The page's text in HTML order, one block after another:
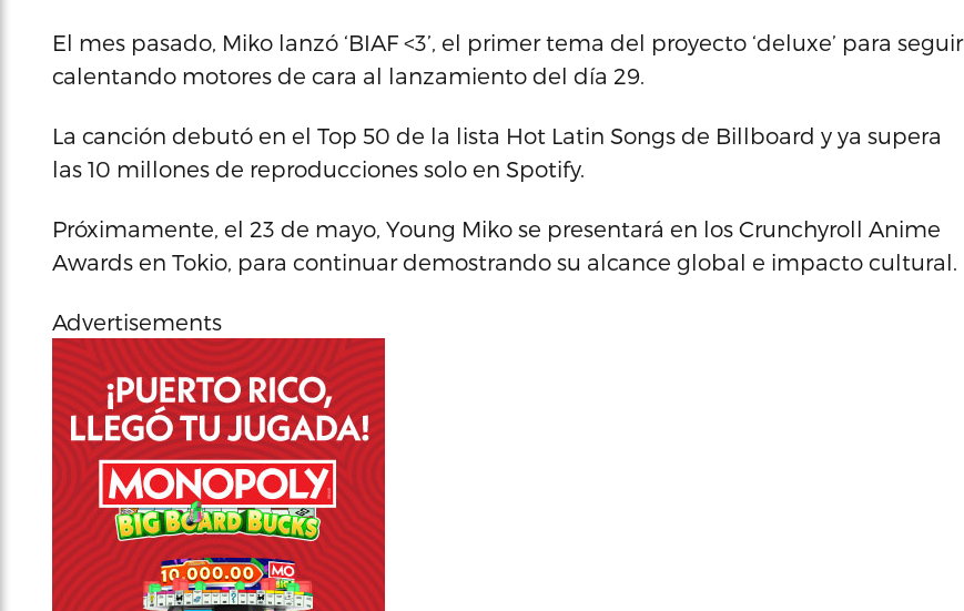
El mes pasado, Miko lanzó ‘BIAF <3’, el primer tema del proyecto ‘deluxe’ para seguir
calentando motores de cara al lanzamiento del día 29.
La canción debutó en el Top 50 de la lista Hot Latin Songs de Billboard y ya supera
las 10 millones de reproducciones solo en Spotify.
Próximamente, el 23 de mayo, Young Miko se presentará en los Crunchyroll Anime
Awards en Tokio, para continuar demostrando su alcance global e impacto cultural.
Advertisements